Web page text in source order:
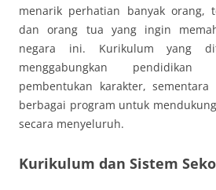
menarik perhatian banyak orang,
dan orang tua yang ingin
negara ini. Kurikulum yang
menggabungkan pendidikan
pembentukan karakter, sementara
berbagai program untuk
secara menyeluruh.
Kurikulum dan Sistem